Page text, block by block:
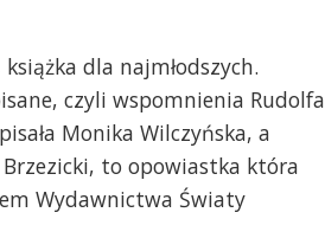
dla najmłodszych.
czyli wspomnienia Rudolfa
Monika Wilczyńska, a
Brzezicki, to opowiastka która
Wydawnictwa Światy